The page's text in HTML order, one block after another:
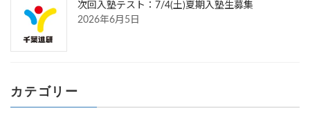
次回入塾テスト：7/4(土)夏期入塾生募集
2026年6月5日
カテゴリー